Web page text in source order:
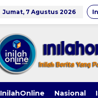
Jumat, 7 Agustus 2026
InilahOnline Nasional